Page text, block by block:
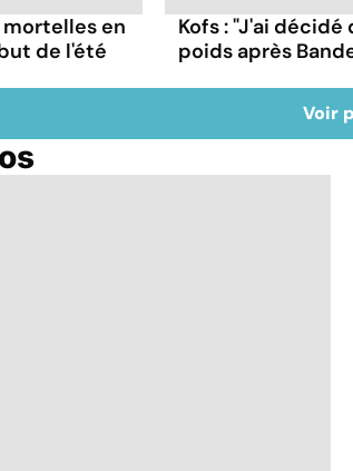
mortelles en
de l'été
Kofs : "J'ai
poids après
Voir